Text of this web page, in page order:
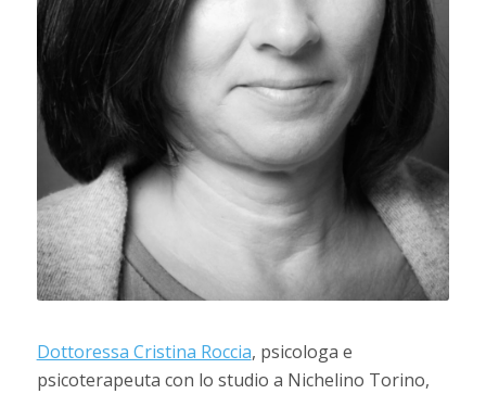
Dottoressa Cristina Roccia, psicologa e
psicoterapeuta con lo studio a Nichelino Torino,